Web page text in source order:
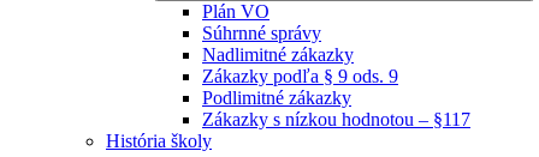
Plán VO
Súhrnné správy
Nadlimitné zákazky
Zákazky podľa § 9 ods. 9
Podlimitné zákazky
Zákazky s nízkou hodnotou – §117
História školy